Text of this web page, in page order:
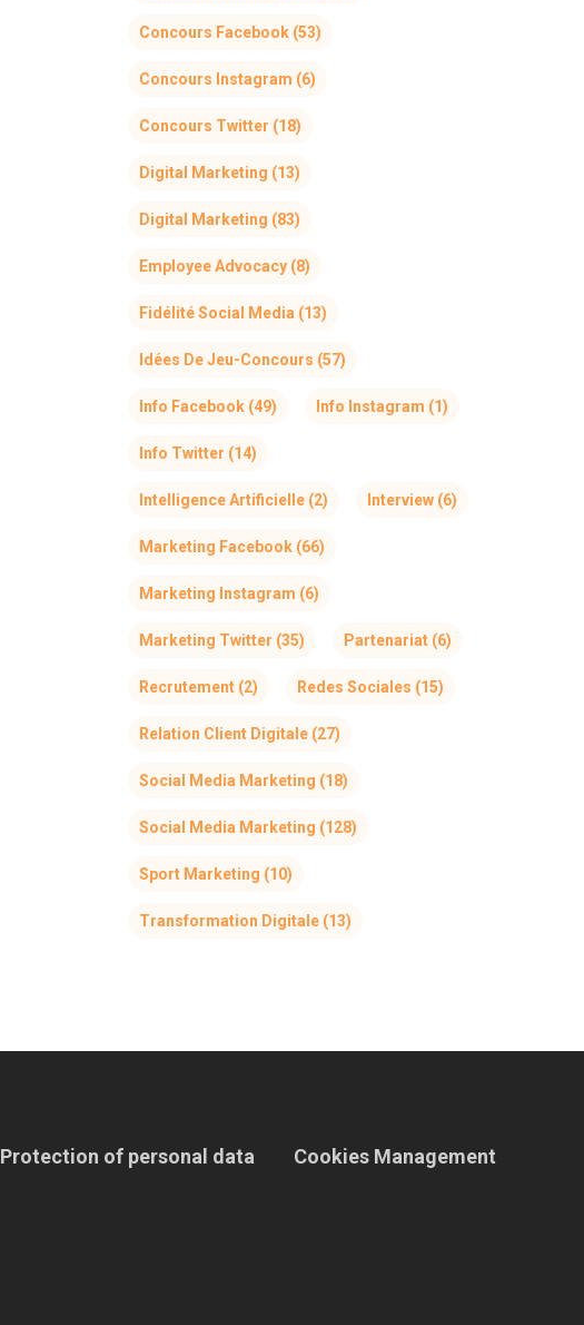
Concours Facebook(53)
Concours Instagram (6)
Concours Twitter (18)
Digital Marketing (13)
Digital Marketing (83)
Employee Advocacy(8)
Fidélité Social Media (13)
Idées De Jeu-Concours (57)
Info Facebook(49) Info Instagram (1)
Info Twitter (14)
Intelligence Artificielle(2) Interview(6)
Marketing Facebook(66)
Marketing Instagram (6)
Marketing Twitter (35) Partenariat(6)
Recrutement(2) Redes Sociales (15)
Relation Client Digitale(27)
Social Media Marketing (18)
Social Media Marketing (128)
Sport Marketing (10)
Transformation Digitale(13)
Protection of personal data Cookies Management